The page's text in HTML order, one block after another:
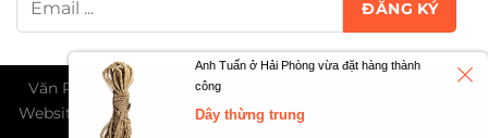
Văn Phòng Phẩm Trân Phát ©2026. All Rights Reserved -
Website đang trong giai đoạn thử nghiệm và chờ cấp phép
Anh Tuấn ở Hải Phòng vừa đặt hàng thành
công
Dây thừng trung